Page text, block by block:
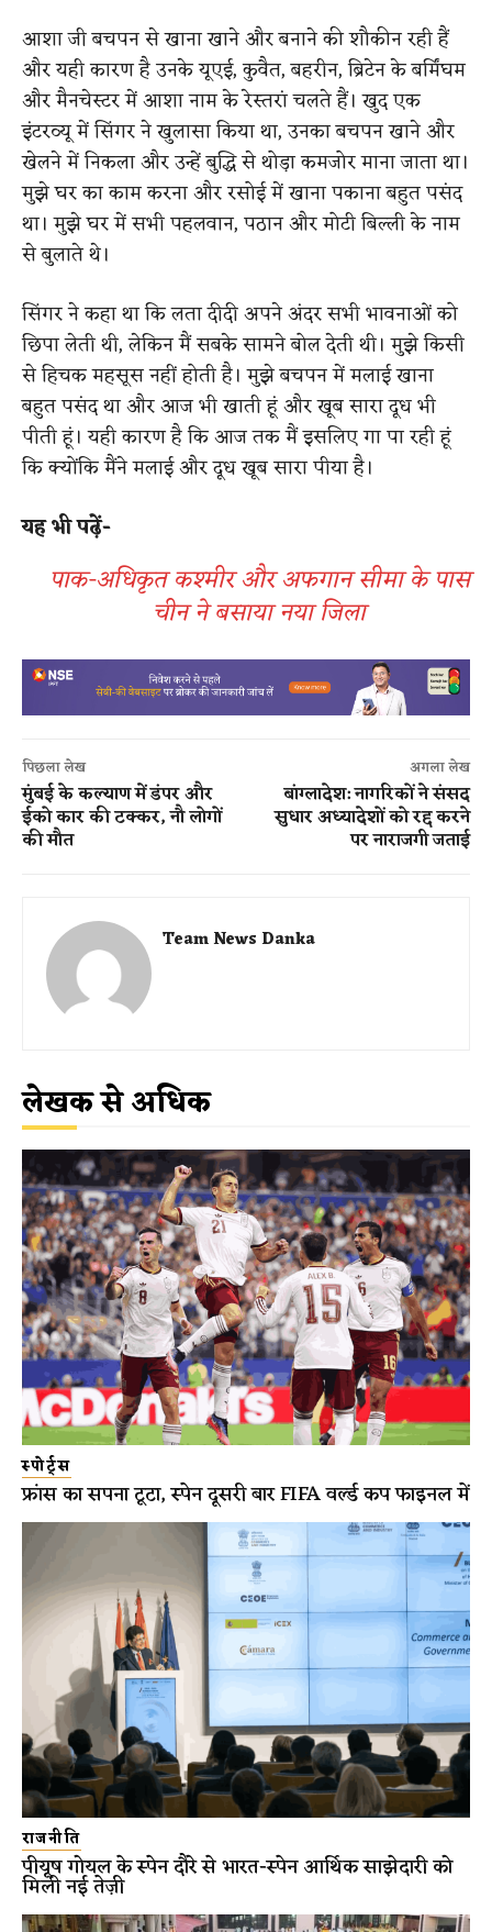
आशा जी बचपन से खाना खाने और बनाने की शौकीन रही हैं
और यही कारण है उनके यूएई, कुवैत, बहरीन, ब्रिटेन के बर्मिंघम
और मैनचेस्टर में आशा नाम के रेस्तरां चलते हैं। खुद एक
इंटरव्यू में सिंगर ने खुलासा किया था, उनका बचपन खाने और
खेलने में निकला और उन्हें बुद्धि से थोड़ा कमजोर माना जाता था।
मुझे घर का काम करना और रसोई में खाना पकाना बहुत पसंद
था। मुझे घर में सभी पहलवान, पठान और मोटी बिल्ली के नाम
से बुलाते थे।
सिंगर ने कहा था कि लता दीदी अपने अंदर सभी भावनाओं को
छिपा लेती थी, लेकिन मैं सबके सामने बोल देती थी। मुझे किसी
से हिचक महसूस नहीं होती है। मुझे बचपन में मलाई खाना
बहुत पसंद था और आज भी खाती हूं और खूब सारा दूध भी
पीती हूं। यही कारण है कि आज तक मैं इसलिए गा पा रही हूं
कि क्योंकि मैंने मलाई और दूध खूब सारा पीया है।
यह भी पढ़ें-
पाक-अधिकृत कश्मीर और अफगान सीमा के पास
चीन ने बसाया नया जिला
पिछला लेख
मुंबई के कल्याण में डंपर और
ईको कार की टक्कर, नौ लोगों
की मौत
अगला लेख
बांग्लादेश: नागरिकों ने संसद
सुधार अध्यादेशों को रद्द करने
पर नाराजगी जताई
Team News Danka
लेखक से अधिक
स्पोर्ट्स
फ्रांस का सपना टूटा, स्पेन दूसरी बार FIFA वर्ल्ड कप फाइनल में
राजनीति
पीयूष गोयल के स्पेन दौरे से भारत-स्पेन आर्थिक साझेदारी को
मिली नई तेज़ी